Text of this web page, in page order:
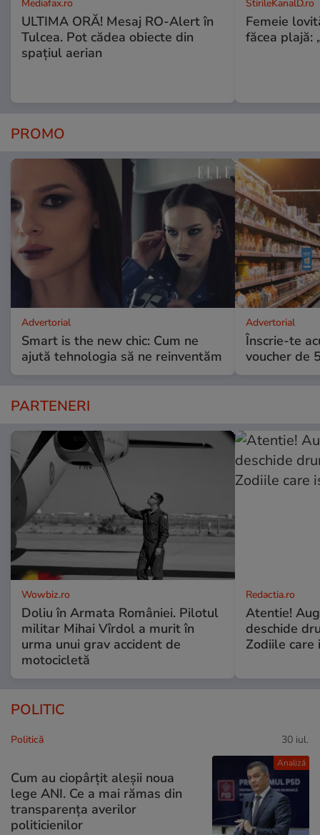
Mediafax.ro
ULTIMA ORĂ! Mesaj RO-Alert în
Tulcea. Pot cădea obiecte din
spațiul aerian
StirileKanalD.ro
Femeie
făcea plajă:
PROMO
Advertorial
Smart is the new chic: Cum ne
ajută tehnologia să ne reinventăm
Advertorial
Înscrie-te
voucher de
PARTENERI
Wowbiz.ro
Doliu în Armata României. Pilotul
militar Mihai Vîrdol a murit în
urma unui grav accident de
motocicletă
Redactia.ro
Atentie!
deschide
Zodiile care
POLITIC
Analiză
Politică 30 iul.
Cum au ciopârțit aleșii noua
lege ANI. Ce a mai rămas din
transparența averilor
politicienilor